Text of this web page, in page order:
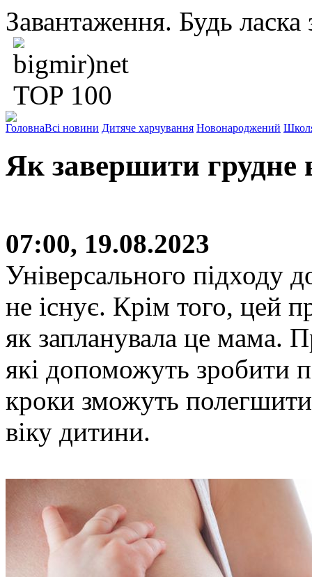
Завантаження. Будь ласка
ГоловнаВсі новини Дитяче харчування Новонароджений
Як завершити грудне
07:00, 19.08.2023
Універсального підходу
не існує. Крім того, цей
як запланувала це мама.
які допоможуть зробити
кроки зможуть
віку дитини.